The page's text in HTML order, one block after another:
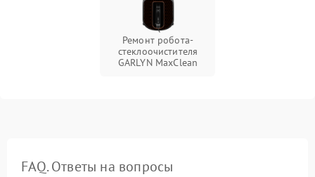
Ремонт робота-
стеклоочистителя
GARLYN MaxClean
FAQ. Ответы на вопросы